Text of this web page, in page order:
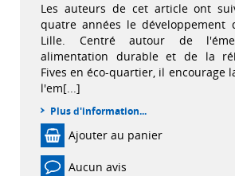
Les auteurs de cet article ont
quatre années le développement
Lille. Centré autour de
alimentation durable et de la
Fives en éco-quartier, il encourage
l'em[...]
Plus d'information...
Ajouter au panier
Aucun avis